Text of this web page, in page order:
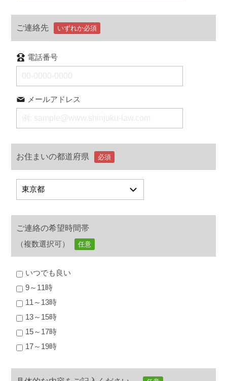
ご連絡先 いずれか必須
電話番号
メールアドレス
お住まいの都道府県 必須
ご連絡の希望時間帯
（複数選択可）
任意
いつでも良い
9～11時
11～13時
13～15時
15～17時
17～19時